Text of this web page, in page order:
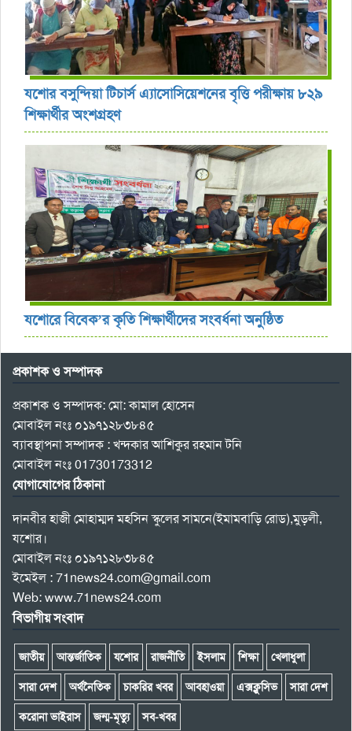
যশোর বসুন্দিয়া টিচার্স এ্যাসোসিয়েশনের বৃত্তি পরীক্ষায় ৮২৯
শিক্ষার্থীর অংশগ্রহণ
যশোরে বিবেক’র কৃতি শিক্ষার্থীদের সংবর্ধনা অনুষ্ঠিত
প্রকাশক ও সম্পাদক
প্রকাশক ও সম্পাদক: মো: কামাল হোসেন
মোবাইল নংঃ ০১৯৭১২৮৩৮৪৫
ব্যাবস্থাপনা সম্পাদক : খন্দকার আশিকুর রহমান টনি
মোবাইল নংঃ 01730173312
যোগাযোগের ঠিকানা
দানবীর হাজী মোহাম্মদ মহসিন স্কুলের সামনে(ইমামবাড়ি রোড),মুড়লী,
যশোর।
মোবাইল নংঃ ০১৯৭১২৮৩৮৪৫
ইমেইল : 71news24.com@gmail.com
Web: www.71news24.com
বিভাগীয় সংবাদ
জাতীয় আন্তর্জাতিক যশোর রাজনীতি ইসলাম শিক্ষা খেলাধুলা
সারা দেশ অর্থনৈতিক চাকরির খবর আবহাওয়া এক্সক্লুসিভ সারা দেশ
করোনা ভাইরাস জন্ম-মৃত্যু সব-খবর